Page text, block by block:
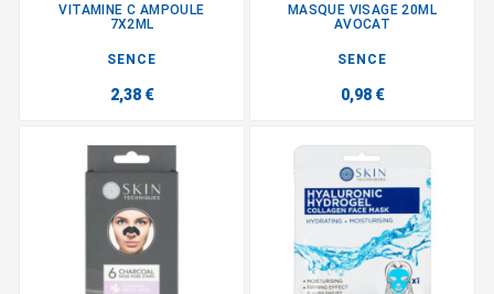
VITAMINE C AMPOULE
7X2ML
SENCE
2,38 €
MASQUE VISAGE 20ML
AVOCAT
SENCE
0,98 €